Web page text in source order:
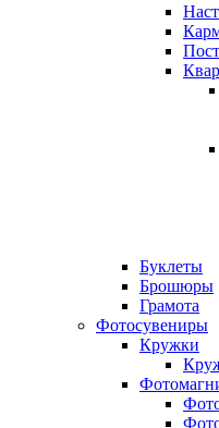
Буклеты
Брошюры
Грамота
Фотосувениры
Кружки